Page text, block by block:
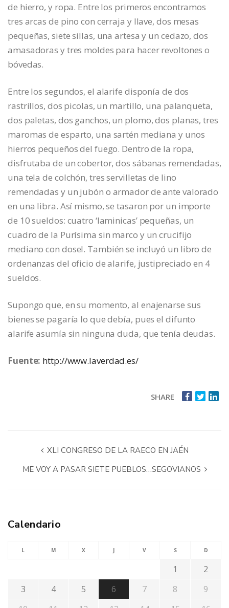
de hierro, y ropa. Entre los primeros encontramos
tres arcas de pino con cerraja y llave, dos mesas
pequeñas, siete sillas, una artesa y un cedazo, dos
amasadoras y tres moldes para hacer revoltones o
bóvedas.
Entre los segundos, el alarife disponía de dos
rastrillos, dos picolas, un martillo, una palanqueta,
dos paletas, dos ganchos, un plomo, dos planas, tres
maromas de esparto, una sartén mediana y unos
hierros pequeños del fuego. Dentro de la ropa,
disfrutaba de un cobertor, dos sábanas remendadas,
una tela de colchón, tres servilletas de lino
remendadas y un jubón o armador de ante valorado
en una libra. Así mismo, se tasaron por un importe
de 10 sueldos: cuatro ‘laminicas’ pequeñas, un
cuadro de la Purísima sin marco y un crucifijo
mediano con dosel. También se incluyó un libro de
ordenanzas del oficio de alarife, justipreciado en 4
sueldos.
Supongo que, en su momento, al enajenarse sus
bienes se pagaría lo que debía, pues el difunto
alarife asumía sin ninguna duda, que tenía deudas.
Fuente: http://www.laverdad.es/
SHARE
XLI CONGRESO DE LA RAECO EN JAÉN
ME VOY A PASAR SIETE PUEBLOS…SEGOVIANOS
Calendario
L M X J V S D
1
2
3
4 5 6 7 8
9